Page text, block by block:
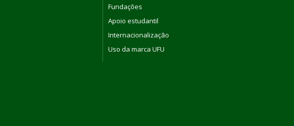
Fundações
Apoio estudantil
Internacionalização
Uso da marca UFU